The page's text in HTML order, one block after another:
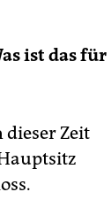
ist das für
dieser Zeit